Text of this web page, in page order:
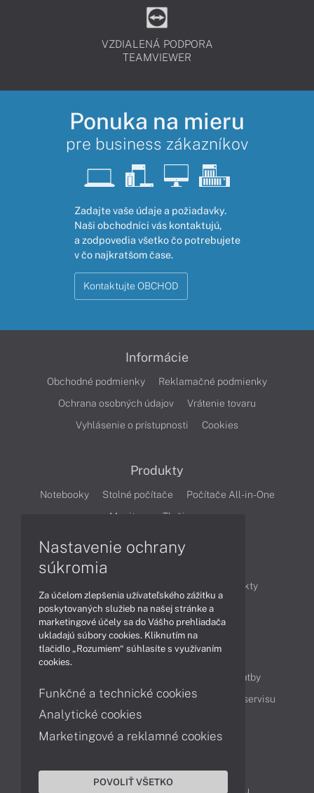
VZDIALENÁ PODPORA
TEAMVIEWER
Ponuka na mieru
pre business zákazníkov
Zadajte vaše údaje a požiadavky.
Naši obchodníci vás kontaktujú,
a zodpovedia všetko čo potrebujete
v čo najkratšom čase.
Kontaktujte OBCHOD
Informácie
Obchodné podmienky
Reklamačné podmienky
Ochrana osobných údajov
Vrátenie tovaru
Vyhlásenie o prístupnosti
Cookies
Produkty
Notebooky Stolné počítače
Počítače All-in-One
Monitory
Tlačiarne
Produkty
Technológie
Videá
Obsah
Možnosti doručenia a platby
Podpora a servis
Servisné služby Cenník servisu
Kontakty
043 4224 771
Obchodné oddelenie
Reklamácia tovaru
Nastavenie ochrany
súkromia
Za účelom zlepšenia užívateľského zážitku a
poskytovaných služieb na našej stránke a
marketingové účely sa do Vášho prehliadača
ukladajú súbory cookies. Kliknutím na
tlačidlo „Rozumiem“ súhlasíte s využívaním
cookies.
Funkčné a technické cookies
Analytické cookies
Marketingové a reklamné cookies
POVOLIŤ VŠETKO